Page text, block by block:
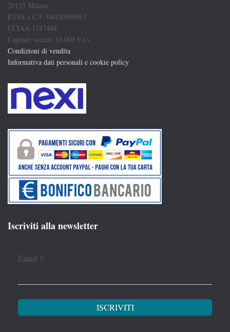
20155 Milano
P.IVA e C.F. 04430980963
CCIAA 1747448
Capitale sociale 10.000 € i.v.
Condizioni di vendita
Informativa dati personali e cookie policy
Iscriviti alla newsletter
Email *